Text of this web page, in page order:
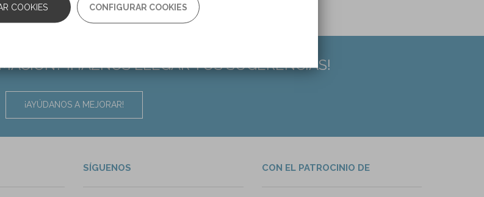
¡HAZNOS LLEGAR TUS SUGERENCIAS!
¡AYÚDANOS A MEJORAR!
SÍGUENOS CON EL PATROCINIO DE
COOKIES CONFIGURAR COOKIES